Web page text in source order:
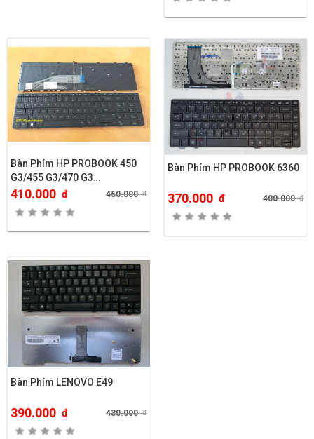
Bàn Phím HP PROBOOK 450
G3/455 G3/470 G3…
410.000 đ 450.000đ
Bàn Phím HP PROBOOK 6360
370.000 đ 400.000đ
Bàn Phím LENOVO E49
390.000 đ 430.000đ